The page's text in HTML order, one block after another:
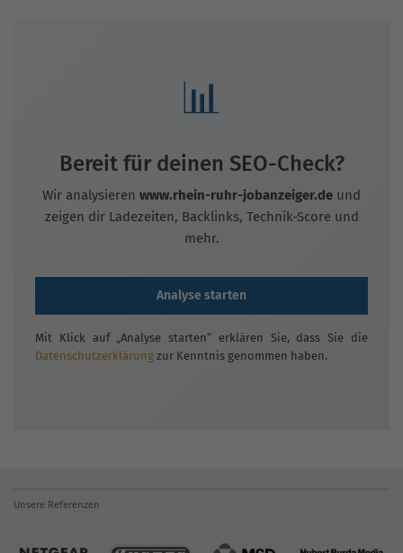
📊
Bereit für deinen SEO-Check?
Wir analysieren www.rhein-ruhr-jobanzeiger.de und
zeigen dir Ladezeiten, Backlinks, Technik-Score und
mehr.
Analyse starten
Mit Klick auf „Analyse starten“ erklären Sie, dass Sie die
Datenschutzerklärung zur Kenntnis genommen haben.
Unsere Referenzen